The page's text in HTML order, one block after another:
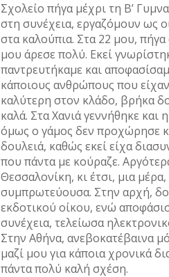
Σχολείο πήγα µέχρι τη Β’
στη συνέχεια, εργαζόµουν ως
στα καλούπια. Στα 22 µου,
µου άρεσε πολύ. Εκεί
παντρευτήκαµε και
κάποιους ανθρώπους που
καλύτερη στον κλάδο, βρήκα
καλά. Στα Χανιά γεννήθηκε
όµως ο γάµος δεν προχώρησε
δουλειά, καθώς εκεί είχα
που πάντα µε κούραζε.
Θεσσαλονίκη, κι έτσι, µια
συµπρωτεύουσα. Στην αρχή,
εκδοτικού οίκου, ενώ
συνέχεια, τελείωσα
Στην Αθήνα, ανεβοκατέβαινα
µαζί µου για κάποια χρονικά
πάντα πολύ καλή σχέση.